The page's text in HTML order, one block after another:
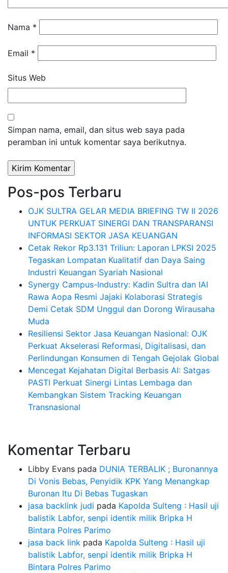
Nama *
Email *
Situs Web
Simpan nama, email, dan situs web saya pada
peramban ini untuk komentar saya berikutnya.
Pos-pos Terbaru
OJK SULTRA GELAR MEDIA BRIEFING TW II 2026
UNTUK PERKUAT SINERGI DAN TRANSPARANSI
INFORMASI SEKTOR JASA KEUANGAN
Cetak Rekor Rp3.131 Triliun: Laporan LPKSI 2025
Tegaskan Lompatan Kualitatif dan Daya Saing
Industri Keuangan Syariah Nasional
Synergy Campus-Industry: Kadin Sultra dan IAI
Rawa Aopa Resmi Jajaki Kolaborasi Strategis
Demi Cetak SDM Unggul dan Dorong Wirausaha
Muda
Resiliensi Sektor Jasa Keuangan Nasional: OJK
Perkuat Akselerasi Reformasi, Digitalisasi, dan
Perlindungan Konsumen di Tengah Gejolak Global
Mencegat Kejahatan Digital Berbasis AI: Satgas
PASTI Perkuat Sinergi Lintas Lembaga dan
Kembangkan Sistem Tracking Keuangan
Transnasional
Komentar Terbaru
Libby Evans pada DUNIA TERBALIK ; Buronannya
Di Vonis Bebas, Penyidik KPK Yang Menangkap
Buronan Itu Di Bebas Tugaskan
jasa backlink judi pada Kapolda Sulteng : Hasil uji
balistik Labfor, senpi identik milik Bripka H
Bintara Polres Parimo
jasa back link pada Kapolda Sulteng : Hasil uji
balistik Labfor, senpi identik milik Bripka H
Bintara Polres Parimo